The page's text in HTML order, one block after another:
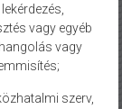
vagy egyéb
vagy
szerv,